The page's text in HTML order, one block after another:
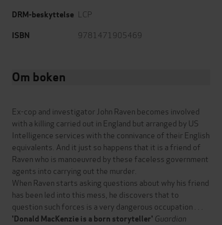
DRM-beskyttelse LCP
ISBN 9781471905469
Om boken
Ex-cop and investigator John Raven becomes involved
with a killing carried out in England but arranged by US
Intelligence services with the connivance of their English
equivalents. And it just so happens that it is a friend of
Raven who is manoeuvred by these faceless government
agents into carrying out the murder.
When Raven starts asking questions about why his friend
has been led into this mess, he discovers that to
question such forces is a very dangerous occupation . . .
'Donald MacKenzie is a born storyteller' Guardian